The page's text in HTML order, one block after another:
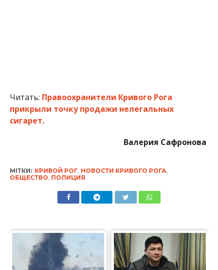
Читать: Правоохранители Кривого Рога
прикрыли точку продажи нелегальных
сигарет.
Валерия Сафронова
МІТКИ: КРИВОЙ РОГ НОВОСТИ КРИВОГО РОГА
ОБЩЕСТВО ПОЛИЦИЯ